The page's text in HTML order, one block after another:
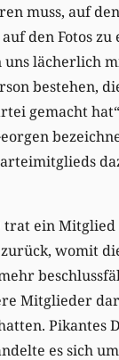
muss, auf
den Fotos zu
lächerlich
bestehen,
gemacht
trat ein Mitglied
womit
Mitglieder
Pikantes
es sich